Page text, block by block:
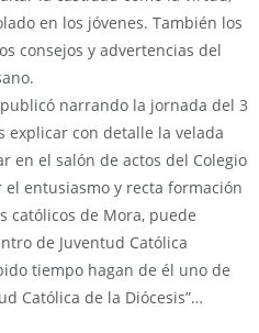
en los jóvenes. También los
consejos y advertencias del
publicó narrando la jornada del 3
explicar con detalle la velada
en el salón de actos del Colegio
entusiasmo y recta formación
católicos de Mora, puede
de Juventud Católica
tiempo hagan de él uno de
Católica de la Diócesis”…